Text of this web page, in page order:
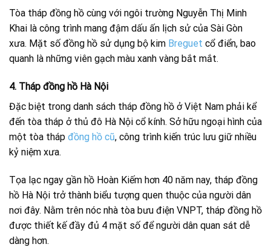
Tòa tháp đồng hồ cùng với ngôi trường Nguyễn Thị Minh
Khai là công trình mang đậm dấu ấn lịch sử của Sài Gòn
xưa. Mặt số đồng hồ sử dụng bộ kim Breguet cổ điển, bao
quanh là những viên gạch màu xanh vàng bắt mắt.
4. Tháp đồng hồ Hà Nội
Đặc biệt trong danh sách tháp đồng hồ ở Việt Nam phải kể
đến tòa tháp ở thủ đô Hà Nội cổ kính. Sở hữu ngoại hình của
một tòa tháp đồng hồ cũ, công trình kiến trúc lưu giữ nhiều
kỷ niệm xưa.
Tọa lạc ngay gần hồ Hoàn Kiếm hơn 40 năm nay, tháp đồng
hồ Hà Nội trở thành biểu tượng quen thuộc của người dân
nơi đây. Nằm trên nóc nhà tòa bưu điện VNPT, tháp đồng hồ
được thiết kế đầy đủ 4 mặt số để người dân quan sát dễ
dàng hơn.